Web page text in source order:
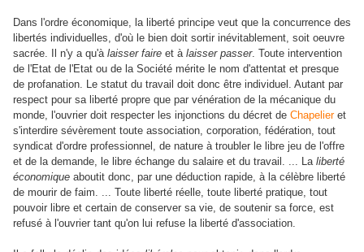
Dans l'ordre économique, la liberté principe veut que la concurrence des
libertés individuelles, d'où le bien doit sortir inévitablement, soit oeuvre
sacrée. Il n'y a qu'à laisser faire et à laisser passer. Toute intervention
de l'Etat de l'Etat ou de la Société mérite le nom d'attentat et presque
de profanation. Le statut du travail doit donc être individuel. Autant par
respect pour sa liberté propre que par vénération de la mécanique du
monde, l'ouvrier doit respecter les injonctions du décret de Chapelier et
s'interdire sévèrement toute association, corporation, fédération, tout
syndicat d'ordre professionnel, de nature à troubler le libre jeu de l'offre
et de la demande, le libre échange du salaire et du travail. ... La liberté
économique aboutit donc, par une déduction rapide, à la célèbre liberté
de mourir de faim. ... Toute liberté réelle, toute liberté pratique, tout
pouvoir libre et certain de conserver sa vie, de soutenir sa force, est
refusé à l'ouvrier tant qu'on lui refuse la liberté d'association.